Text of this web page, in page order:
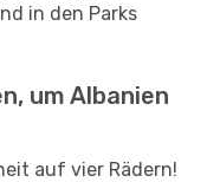
in den Parks
um Albanien
auf vier Rädern!